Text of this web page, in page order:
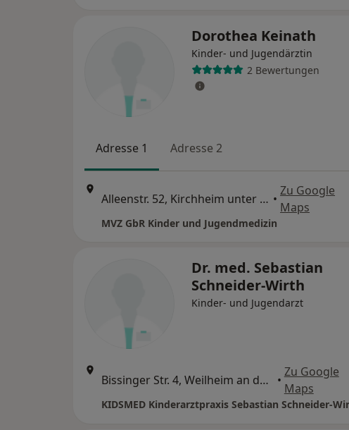
Dorothea Keinath
Kinder- und Jugendärztin
2 Bewertungen
Adresse 1 Adresse 2
Alleenstr. 52, Kirchheim unter Teck •
Zu Google
Maps
MVZ GbR Kinder und Jugendmedizin
Dr. med. Sebastian
Schneider-Wirth
Kinder- und Jugendarzt
Bissinger Str. 4, Weilheim an der Teck •
Zu Google
Maps